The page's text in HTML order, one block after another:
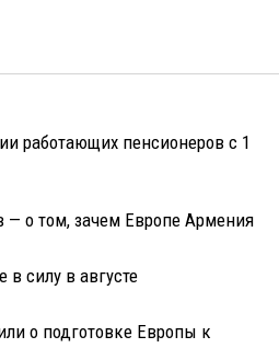
работающих пенсионеров с 1
о том, зачем Европе Армения
силу в августе
о подготовке Европы к